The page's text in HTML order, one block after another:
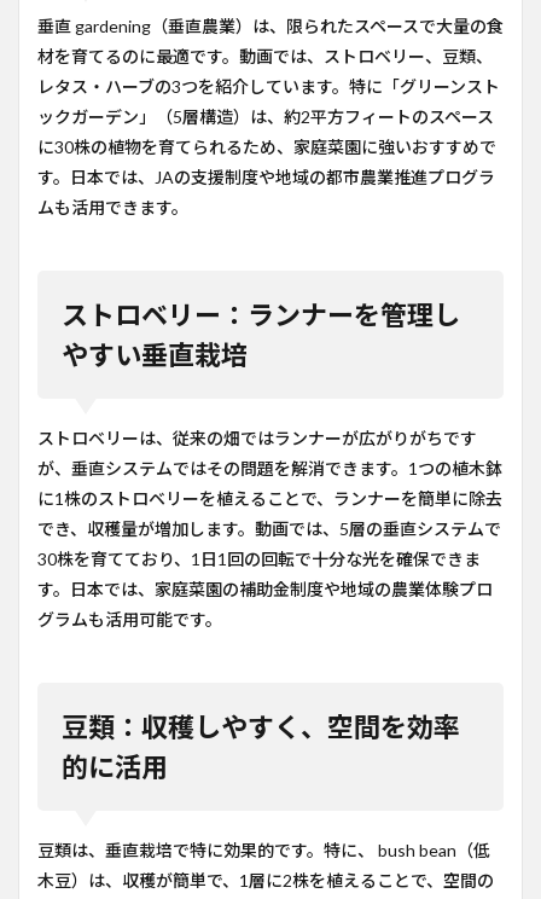
垂直 gardening（垂直農業）は、限られたスペースで大量の食
材を育てるのに最適です。動画では、ストロベリー、豆類、
レタス・ハーブの3つを紹介しています。特に「グリーンスト
ックガーデン」（5層構造）は、約2平方フィートのスペース
に30株の植物を育てられるため、家庭菜園に強いおすすめで
す。日本では、JAの支援制度や地域の都市農業推進プログラ
ムも活用できます。
ストロベリー：ランナーを管理し
やすい垂直栽培
ストロベリーは、従来の畑ではランナーが広がりがちです
が、垂直システムではその問題を解消できます。1つの植木鉢
に1株のストロベリーを植えることで、ランナーを簡単に除去
でき、収穫量が増加します。動画では、5層の垂直システムで
30株を育てており、1日1回の回転で十分な光を確保できま
す。日本では、家庭菜園の補助金制度や地域の農業体験プロ
グラムも活用可能です。
豆類：収穫しやすく、空間を効率
的に活用
豆類は、垂直栽培で特に効果的です。特に、 bush bean（低
木豆）は、収穫が簡単で、1層に2株を植えることで、空間の